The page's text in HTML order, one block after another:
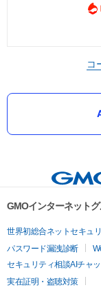
コ
GMOインターネット
世界初総合ネットセキュ
パスワード漏洩診断
セキュリティ相談AIチャ
実在証明・盗聴対策